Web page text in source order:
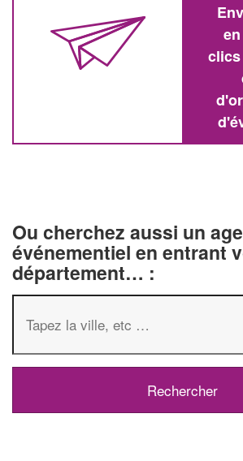
Ou cherchez aussi un
événementiel en entrant
département… :